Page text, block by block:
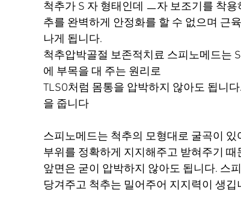
척추가 S 자 형태인데 ㅡ자 보조기를 착
추를 완벽하게 안정화를 할 수 없으며 근
나게 됩니다.
척추압박골절 보존적치료 스피노메드는
에 부목을 대 주는 원리로
TLSO처럼 몸통을 압박하지 않아도 됩니
을 줍니다
스피노메드는 척추의 모형대로 굴곡이
부위를 정확하게 지지해주고 받혀주기
앞면은 굳이 압박하지 않아도 됩니다. 스
당겨주고 척추는 밀어주어 지지력이 생깁